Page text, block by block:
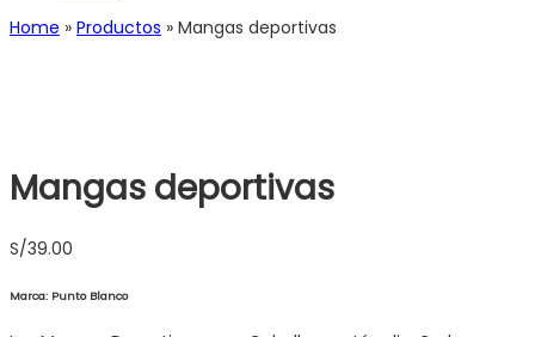
Home » Productos » Mangas deportivas
Mangas deportivas
S/39.00
Marca: Punto Blanco